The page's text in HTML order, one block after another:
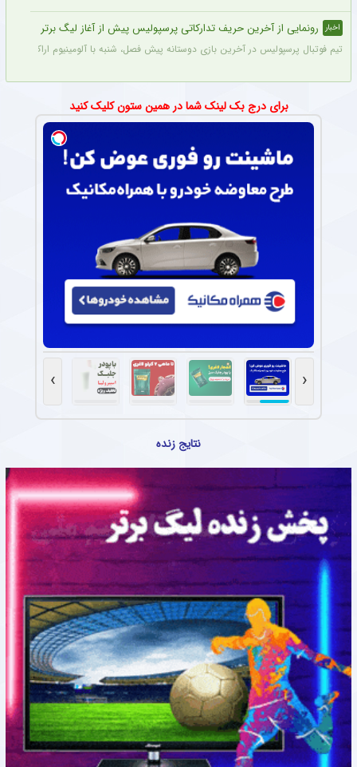
اخبار رونمایی از آخرین حریف تدارکاتی پرسپولیس پیش از آغاز لیگ برتر
تیم فوتبال پرسپولیس در آخرین بازی دوستانه پیش فصل، شنبه با آلومینیوم اراک دیدار
برای درج بک لینک شما در همین ستون کلیک کنید
‹
›
نتایج زنده